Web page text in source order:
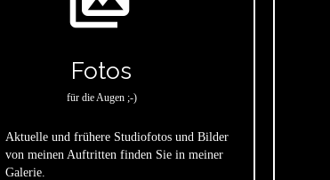
Fotos
für die Augen ;-)
Aktuelle und frühere Studiofotos und Bilder
von meinen Auftritten finden Sie in meiner
Galerie.